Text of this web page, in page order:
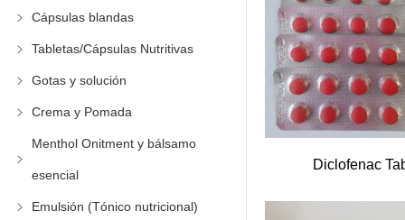
Cápsulas blandas
Tabletas/Cápsulas Nutritivas
Gotas y solución
Crema y Pomada
Menthol Onitment y bálsamo
esencial
Emulsión (Tónico nutricional)
Diclofenac